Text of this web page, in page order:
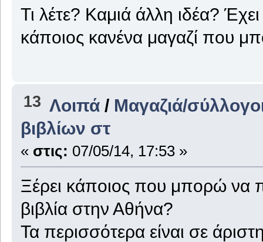
Τι λέτε? Καμιά άλλη ιδέα? Έχει
κάποιος κανένα μαγαζί που
13 Λοιπά / Μαγαζιά/
βιβλίων στ
« στις: 07/05/14, 17:53 »
Ξέρει κάποιος που μπορώ
βιβλία στην Αθήνα?
Τα περισσότερα είναι σε